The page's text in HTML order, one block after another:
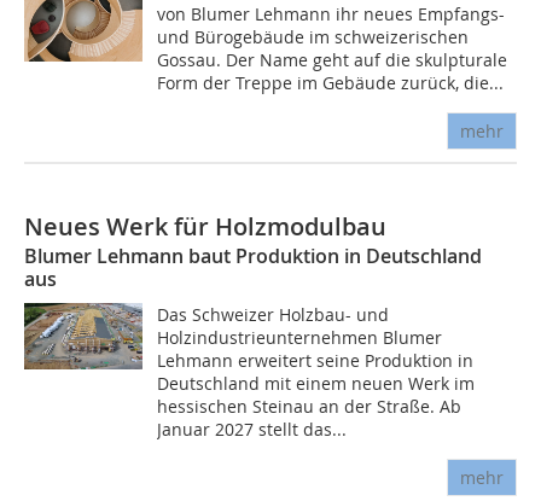
von Blumer Lehmann ihr neues Empfangs-
und Bürogebäude im schweizerischen
Gossau. Der Name geht auf die skulpturale
Form der Treppe im Gebäude zurück, die...
mehr
Neues Werk für Holzmodulbau
Blumer Lehmann baut Produktion in Deutschland
aus
Das Schweizer Holzbau- und
Holzindustrieunternehmen Blumer
Lehmann erweitert seine Produktion in
Deutschland mit einem neuen Werk im
hessischen Steinau an der Straße. Ab
Januar 2027 stellt das...
mehr